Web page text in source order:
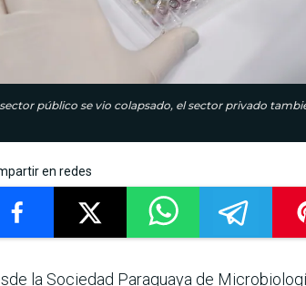
público se vio colapsado, el sector privado
en redes
la Sociedad Paraguaya de